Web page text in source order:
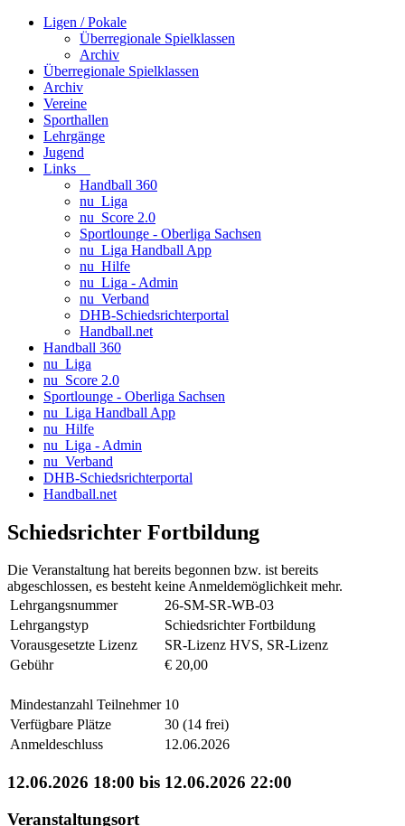
Ligen / Pokale
Überregionale Spielklassen
Archiv
Überregionale Spielklassen
Archiv
Vereine
Sporthallen
Lehrgänge
Jugend
Links
Handball 360
nu_Liga
nu_Score 2.0
Sportlounge - Oberliga Sachsen
nu_Liga Handball App
nu_Hilfe
nu_Liga - Admin
nu_Verband
DHB-Schiedsrichterportal
Handball.net
Handball 360
nu_Liga
nu_Score 2.0
Sportlounge - Oberliga Sachsen
nu_Liga Handball App
nu_Hilfe
nu_Liga - Admin
nu_Verband
DHB-Schiedsrichterportal
Handball.net
Schiedsrichter Fortbildung
Die Veranstaltung hat bereits begonnen bzw. ist bereits
abgeschlossen, es besteht keine Anmeldemöglichkeit mehr.
Lehrgangsnummer
26-SM-SR-WB-03
Lehrgangstyp
Schiedsrichter Fortbildung
Vorausgesetzte Lizenz
SR-Lizenz HVS, SR-Lizenz
Gebühr
€ 20,00
Mindestanzahl Teilnehmer 10
Verfügbare Plätze
30 (14 frei)
Anmeldeschluss
12.06.2026
12.06.2026 18:00 bis 12.06.2026 22:00
Veranstaltungsort